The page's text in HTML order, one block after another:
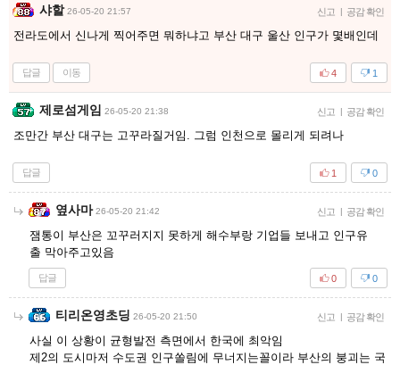
샤할 26-05-20 21:57 신고 | 공감 확인
전라도에서 신나게 찍어주면 뭐하냐고 부산 대구 울산 인구가 몇배인데
답글 이동 1
4
제로섬게임 26-05-20 21:38 신고 | 공감 확인
조만간 부산 대구는 고꾸라질거임. 그럼 인천으로 몰리게 되려나
답글 0
1
옆사마 26-05-20 21:42 신고 | 공감 확인
잼통이 부산은 꼬꾸러지지 못하게 해수부랑 기업들 보내고 인구유
출 막아주고있음
답글 0
0
티리온영초딩 26-05-20 21:50 신고 | 공감 확인
사실 이 상황이 균형발전 측면에서 한국에 최악임
제2의 도시마저 수도권 인구쏠림에 무너지는꼴이라 부산의 붕괴는 국